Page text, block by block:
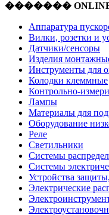
�������
Аппаратура
Вилки, розетки и
Датчики/сенсоры
Изделия
Инструменты для
Колодки клеммные
Контрольно-
Лампы
Материалы для
Оборудование
Реле
Светильники
Системы
Системы
Устройства
Электрические